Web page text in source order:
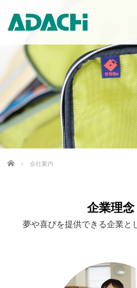
Home 会社案内
企業理念
夢や喜びを提供できる企業と